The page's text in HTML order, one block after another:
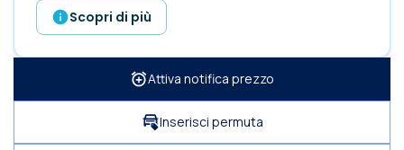
Scopri di più
Attiva notifica prezzo
Inserisci permuta